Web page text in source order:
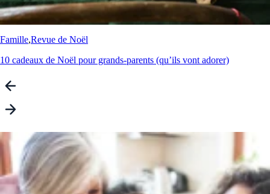
Famille,Revue de Noël
10 cadeaux de Noël pour grands-parents (qu’ils vont adorer)